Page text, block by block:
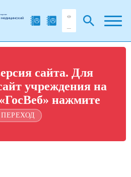
медицинский
сайта. Для
учреждения на
нажмите
ПЕРЕХОД